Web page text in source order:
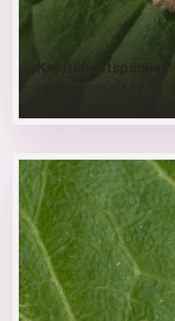
Kajatehoutspanner